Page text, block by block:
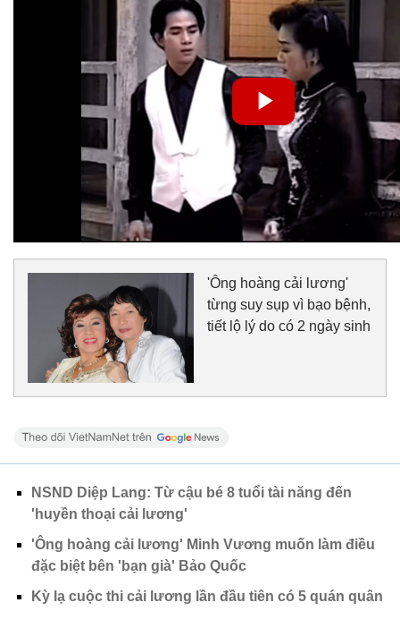
'Ông hoàng cải lương'
từng suy sụp vì bạo bệnh,
tiết lộ lý do có 2 ngày sinh
NSND Diệp Lang: Từ cậu bé 8 tuổi tài năng đến
'huyền thoại cải lương'
'Ông hoàng cải lương' Minh Vương muốn làm điều
đặc biệt bên 'bạn già' Bảo Quốc
Kỳ lạ cuộc thi cải lương lần đầu tiên có 5 quán quân